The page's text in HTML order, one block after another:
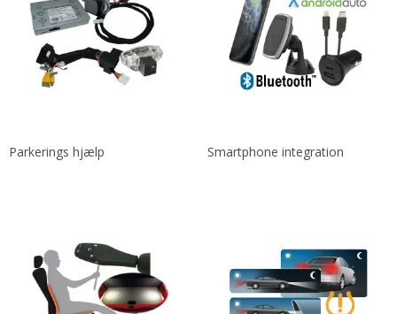
Parkerings hjælp Smartphone integration